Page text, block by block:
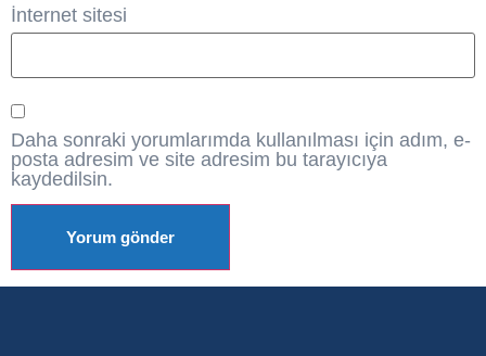
İnternet sitesi
Daha sonraki yorumlarımda kullanılması için adım, e-
posta adresim ve site adresim bu tarayıcıya
kaydedilsin.